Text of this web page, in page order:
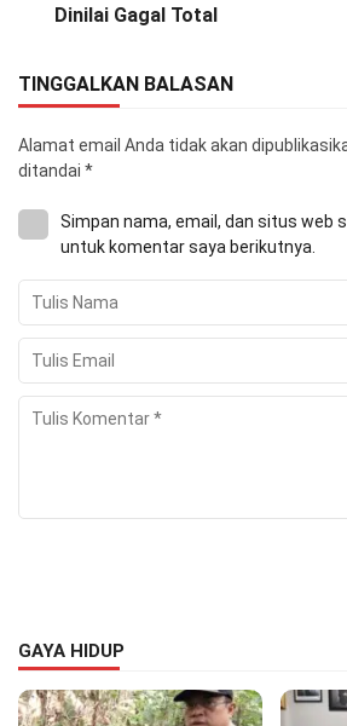
Dinilai Gagal Total
TINGGALKAN BALASAN
Alamat email Anda tidak akan
ditandai *
Simpan nama, email, dan situs web
untuk komentar saya berikutnya.
GAYA HIDUP